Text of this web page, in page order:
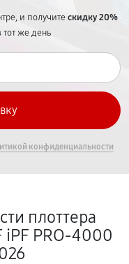
и получитескидку 20%
тот же день
конфиденциальности
плоттера
iPF PRO-4000